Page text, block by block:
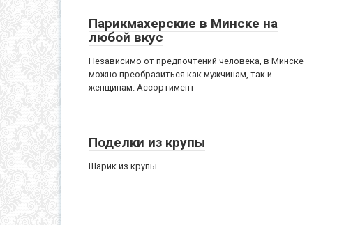
Парикмахерские в Минске на
любой вкус
Независимо от предпочтений человека, в Минске
можно преобразиться как мужчинам, так и
женщинам. Ассортимент
Поделки из крупы
Шарик из крупы